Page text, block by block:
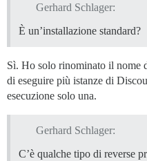
Gerhard Schlager:
È un’installazione standard?
Sì. Ho solo rinominato il nome
di eseguire più istanze di
esecuzione solo una.
Gerhard Schlager:
C’è qualche tipo di reverse